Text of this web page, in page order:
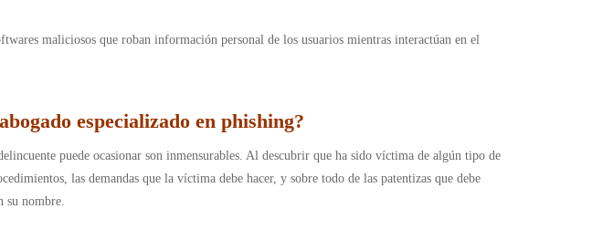
maliciosos que roban información personal de los usuarios mientras interactúan en el
especializado en phishing?
puede ocasionar son inmensurables. Al descubrir que ha sido víctima de algún tipo de
las demandas que la víctima debe hacer, y sobre todo de las patentizas que debe
su nombre.